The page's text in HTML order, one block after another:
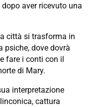
aver ricevuto una
città si trasforma in
psiche, dove dovrà
fare i conti con il
di Mary.
interpretazione
cattura